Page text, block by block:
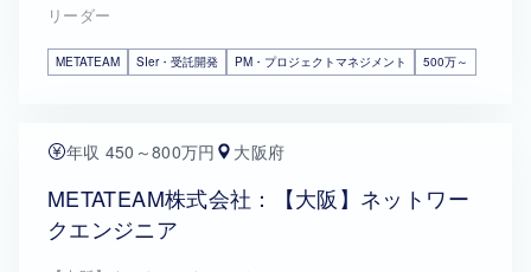
リーダー
METATEAM SIer・受託開発 PM・プロジェクトマネジメント 500万～
年収 450～800万円 大阪府
METATEAM株式会社：【大阪】ネットワー
クエンジニア